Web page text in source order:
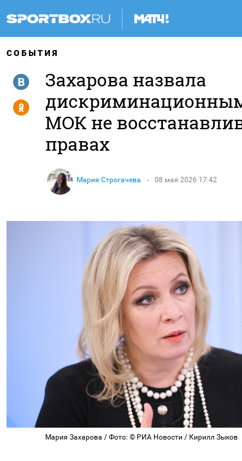
СОБЫТИЯ
Захарова назвала
МОК не
правах
Мария Строгачева 08 мая 2026 17:42
R
Y
Мария Захарова / Фото: © РИА Новости / Кирилл Зыков